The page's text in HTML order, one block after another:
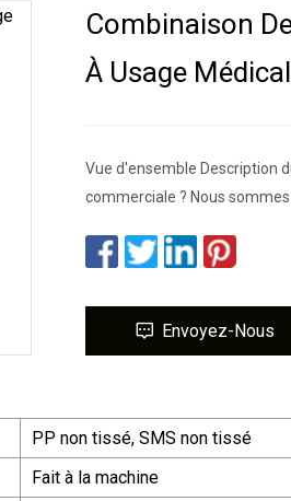
Combinaison
À Usage Médical
Vue d'ensemble Description
commerciale ? Nous
Envoyez-Nous
PP non tissé, SMS non tissé
Fait à la machine